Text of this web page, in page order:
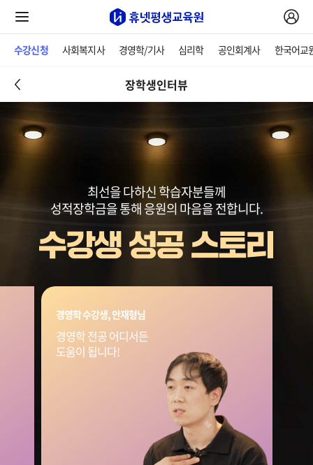
수강신청 사회복지사 경영학/기사 심리학 공인회계사 한국어교
장학생인터뷰
최선을 다하신 학습자분들께
성적장학금을 통해 응원의 마음을 전합니다.
경영학 수강생, 안재형님
경영학 전공 어디서든
도움이 됩니다!